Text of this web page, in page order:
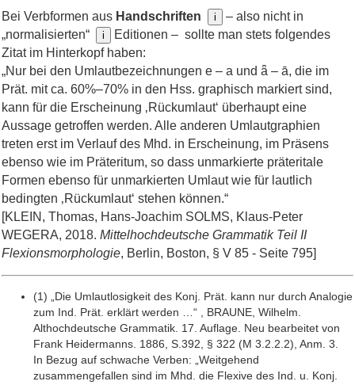
Bei Verbformen aus Handschriften i
– also nicht in
„normalisierten“
i
Editionen – sollte man stets folgendes
Zitat im Hinterkopf haben:
„Nur bei den Umlautbezeichnungen e – a und ǟ – ā, die im
Prät. mit ca. 60%–70% in den Hss. graphisch markiert sind,
kann für die Erscheinung ‚Rückumlaut‘ überhaupt eine
Aussage getroffen werden. Alle anderen Umlautgraphien
treten erst im Verlauf des Mhd. in Erscheinung, im Präsens
ebenso wie im Präteritum, so dass unmarkierte präteritale
Formen ebenso für unmarkierten Umlaut wie für lautlich
bedingten ‚Rückumlaut‘ stehen können.“
[KLEIN, Thomas, Hans-Joachim SOLMS, Klaus-Peter
WEGERA, 2018.Mit­tel­hoch­deut­sche Gram­ma­tik Teil II
Flexions­mor­pho­lo­gie, Ber­lin, Bos­ton, § V 85 - Sei­te 795]
(1) „Die Umlautlosigkeit des Konj. Prät. kann nur durch Analogie
zum Ind. Prät. erklärt werden …“ , BRAUNE, Wilhelm.
Althochdeutsche Grammatik. 17. Auflage. Neu bearbeitet von
Frank Heidermanns. 1886, S.392, § 322 (M 3.2.2.2), Anm. 3.
In Bezug auf schwache Verben: „Weitgehend
zusammengefallen sind im Mhd. die Flexive des Ind. u. Konj.